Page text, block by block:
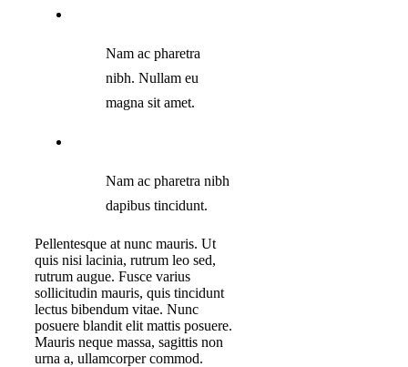
Nam ac pharetra
nibh. Nullam eu
magna sit amet.
Nam ac pharetra nibh
dapibus tincidunt.
Pellentesque at nunc mauris. Ut
quis nisi lacinia, rutrum leo sed,
rutrum augue. Fusce varius
sollicitudin mauris, quis tincidunt
lectus bibendum vitae. Nunc
posuere blandit elit mattis posuere.
Mauris neque massa, sagittis non
urna a, ullamcorper commod.